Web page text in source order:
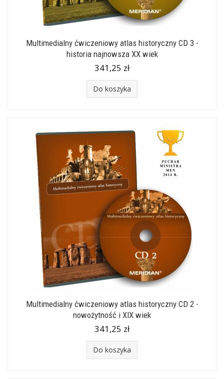
Multimedialny ćwiczeniowy atlas historyczny CD 3 -
historia najnowsza XX wiek
341,25 zł
Do koszyka
Multimedialny ćwiczeniowy atlas historyczny CD 2 -
nowożytność i XIX wiek
341,25 zł
Do koszyka